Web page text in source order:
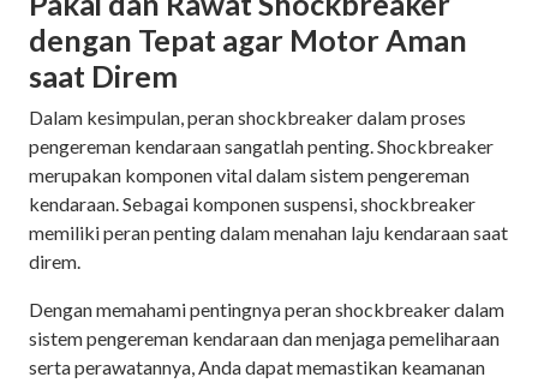
dengan Tepat agar Motor Aman
saat Direm
Dalam kesimpulan, peran shockbreaker dalam proses
pengereman kendaraan sangatlah penting. Shockbreaker
merupakan komponen vital dalam sistem pengereman
kendaraan. Sebagai komponen suspensi, shockbreaker
memiliki peran penting dalam menahan laju kendaraan saat
direm.
Dengan memahami pentingnya peran shockbreaker dalam
sistem pengereman kendaraan dan menjaga pemeliharaan
serta perawatannya, Anda dapat memastikan keamanan